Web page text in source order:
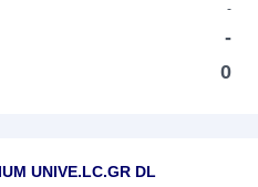
-
-
0
UNIVE.LC.GR DL